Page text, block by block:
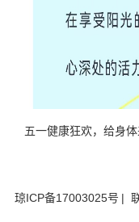
五一健康狂欢，给身
琼ICP备17003025号 |